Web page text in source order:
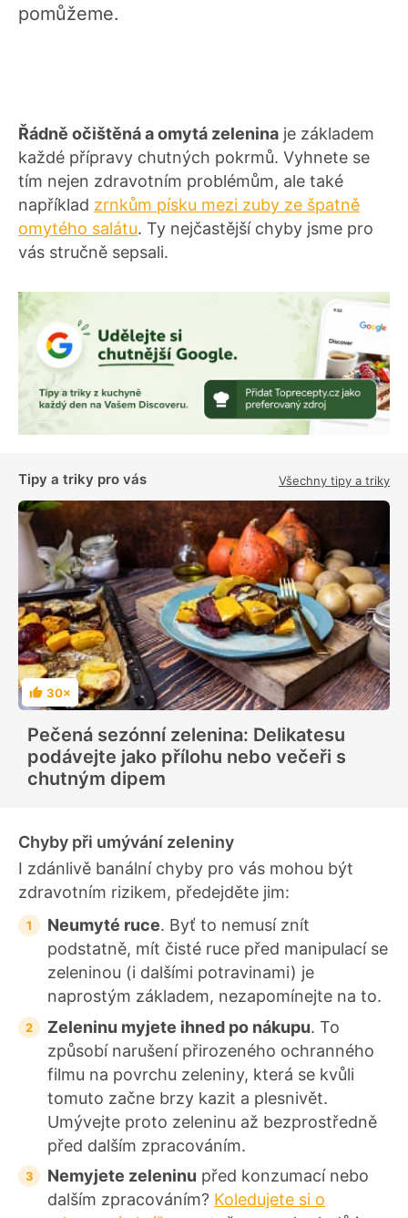
pomůžeme.
Řádně očištěná a omytá zelenina je základem
každé přípravy chutných pokrmů. Vyhnete se
tím nejen zdravotním problémům, ale také
například zrnkům písku mezi zuby ze špatně
omytého salátu. Ty nejčastější chyby jsme pro
vás stručně sepsali.
Tipy a triky pro vás Všechny tipy a triky
H
o
n
o
c
e
n
30×
Pečená sezónní zelenina: Delikatesu
podávejte jako přílohu nebo večeři s
chutným dipem
Chyby při umývání zeleniny
I zdánlivě banální chyby pro vás mohou být
zdravotním rizikem, předejděte jim:
Neumyté ruce. Byť to nemusí znít
podstatně, mít čisté ruce před manipulací se
zeleninou (i dalšími potravinami) je
naprostým základem, nezapomínejte na to.
Zeleninu myjete ihned po nákupu. To
způsobí narušení přirozeného ochranného
filmu na povrchu zeleniny, která se kvůli
tomuto začne brzy kazit a plesnivět.
Umývejte proto zeleninu až bezprostředně
před dalším zpracováním.
Nemyjete zeleninu před konzumací nebo
dalším zpracováním? Koledujete si o